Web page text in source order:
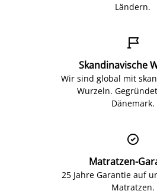
Ländern.

Skandinavische
Wir sind global mit
Wurzeln.
Dänemark.

Matratzen-
25 Jahre Garantie auf
Matratzen.